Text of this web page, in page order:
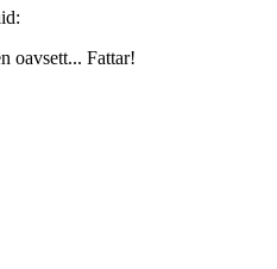
oavsett... Fattar!